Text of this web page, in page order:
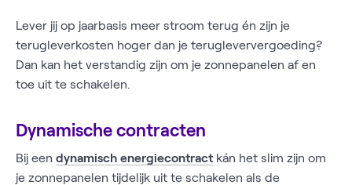
Lever jij op jaarbasis meer stroom terug én zijn je
terugleverkosten hoger dan je terugleververgoeding?
Dan kan het verstandig zijn om je zonnepanelen af en
toe uit te schakelen.
Dynamische contracten
Bij een dynamisch energiecontract kán het slim zijn om
je zonnepanelen tijdelijk uit te schakelen als de